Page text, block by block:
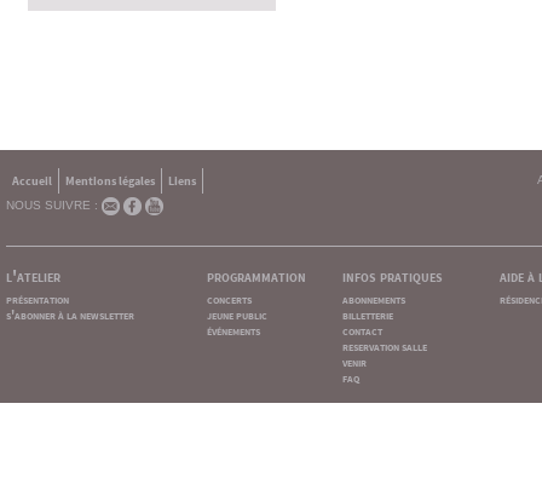
Accueil Mentions légales
Liens
NOUS SUIVRE :
l'atelier
présentation
s'abonner à la newsletter
programmation
concerts
jeune public
événements
infos pratiques
abonnements
billetterie
contact
reservation salle
venir
faq
aide